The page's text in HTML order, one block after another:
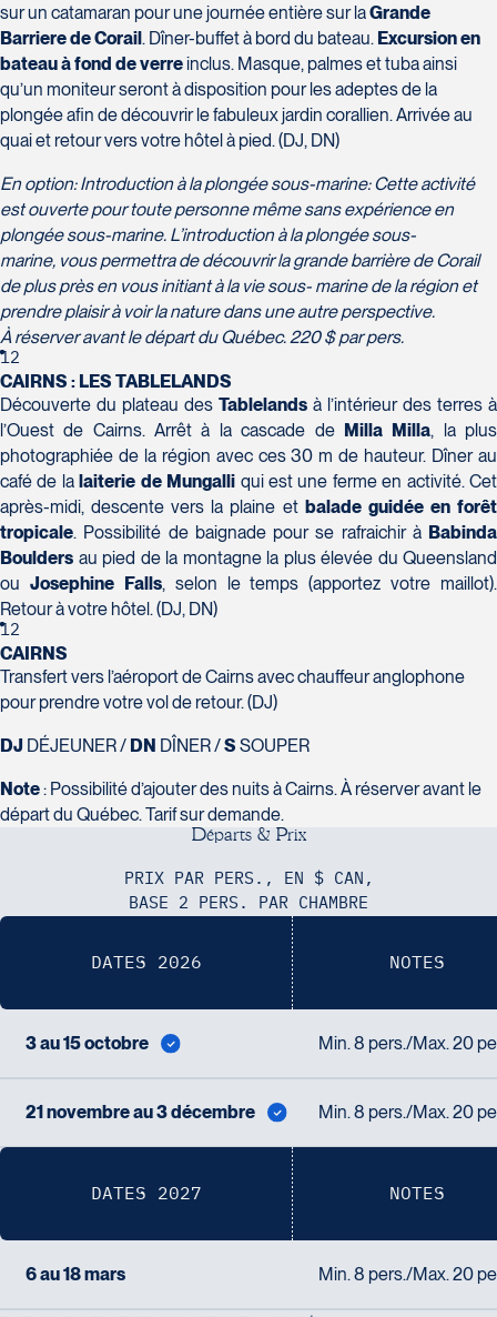
sur un catamaran pour une journée entière sur laGrande
Barriere de Corail. Dîner-buffet à bord du bateau. Excursion en
bateau à fond de verreinclus. Masque, palmes et tuba ainsi
qu’un moniteur seront à disposition pour les adeptes de la
plongée afin de découvrir le fabuleux jardin corallien. Arrivée au
quai et retour vers votre hôtel à pied. (DJ, DN)
En option: Introduction à la plongée sous-marine: Cette activité
est ouverte pour toute personne même sans expérience en
plongée sous-marine. L’introduction à la plongée sous-
marine, vous permettra de découvrir la grande barrière de Corail
de plus près en vous initiant à la vie sous- marine de la région et
prendre plaisir à voir la nature dans une autre perspective.
À réserver avant le départ du Québec. 220 $ par pers.
12
CAIRNS : LES TABLELANDS
Découverte du plateau des Tablelands à l’intérieur des terres à
l’Ouest de Cairns. Arrêt à la cascade deMilla Milla, la plus
photographiée de la région avec ces 30 m de hauteur. Dîner au
café de lalaiterie de Mungalli qui est une ferme en activité. Cet
après-midi, descente vers la plaine etbalade guidée en forêt
tropicale. Possibilité de baignade pour se rafraichir à Babinda
Boulders au pied de la montagne la plus élevée du Queensland
ou Josephine Falls, selon le temps (apportez votre maillot).
Retour à votre hôtel. (DJ, DN)
12
CAIRNS
Transfert vers l’aéroport de Cairns avec chauffeur anglophone
pour prendre votre vol de retour. (DJ)
DJ DÉJEUNER / DN DÎNER /S SOUPER
Note: Possibilité d’ajouter des nuits à Cairns. À réserver avant le
départ du Québec. Tarif sur demande.
Départs & Prix
PRIX PAR PERS., EN $ CAN,
BASE 2 PERS. PAR CHAMBRE
DATES 2026 NOTES
3 au 15 octobre Min. 8 pers./Max. 20
21 novembre au 3 décembre Min. 8 pers./Max. 20
DATES 2027 NOTES
6 au 18 mars Min. 8 pers./Max. 20